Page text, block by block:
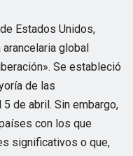
Estados Unidos,
arancelaria global
Se estableció
de las
de abril. Sin embargo,
con los que
significativos o que,